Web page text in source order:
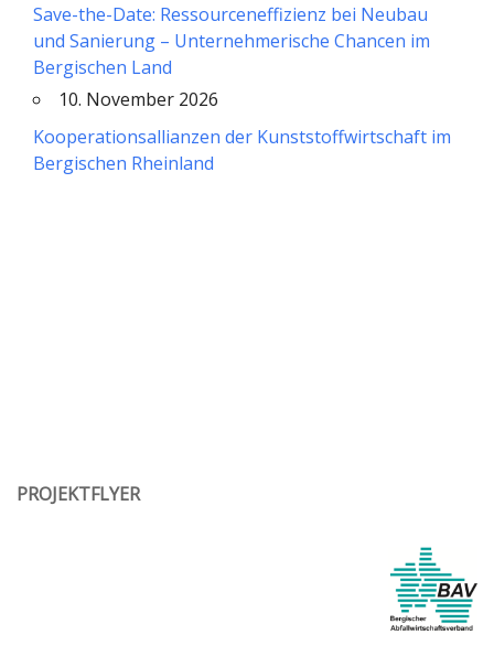
Save-the-Date: Ressourceneffizienz bei Neubau
und Sanierung – Unternehmerische Chancen im
Bergischen Land
10. November 2026
Kooperationsallianzen der Kunststoffwirtschaft im
Bergischen Rheinland
PROJEKTFLYER